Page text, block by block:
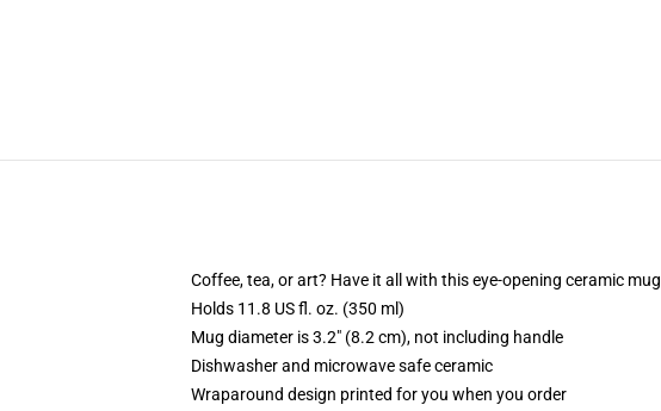
Coffee, tea, or art? Have it all with this eye-opening ceramic mug
Holds 11.8 US fl. oz. (350 ml)
Mug diameter is 3.2" (8.2 cm), not including handle
Dishwasher and microwave safe ceramic
Wraparound design printed for you when you order